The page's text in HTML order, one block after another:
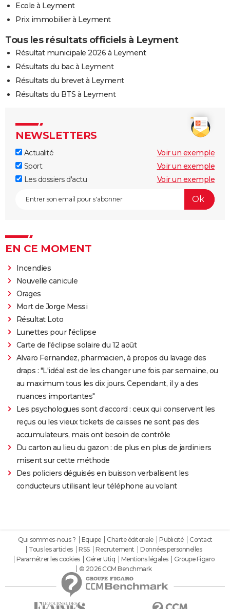
Ecole à Leyment
Prix immobilier à Leyment
Tous les résultats officiels à Leyment
Résultat municipale 2026 à Leyment
Résultats du bac à Leyment
Résultats du brevet à Leyment
Résultats du BTS à Leyment
NEWSLETTERS
Actualité
Voir un exemple
Sport
Voir un exemple
Les dossiers d'actu
Voir un exemple
EN CE MOMENT
Incendies
Nouvelle canicule
Orages
Mort de Jorge Messi
Résultat Loto
Lunettes pour l'éclipse
Carte de l'éclipse solaire du 12 août
Alvaro Fernandez, pharmacien, à propos du lavage des
draps : "L'idéal est de les changer une fois par semaine, ou
au maximum tous les dix jours. Cependant, il y a des
nuances importantes"
Les psychologues sont d'accord : ceux qui conservent les
reçus ou les vieux tickets de caisses ne sont pas des
accumulateurs, mais ont besoin de contrôle
Du carton au lieu du gazon : de plus en plus de jardiniers
misent sur cette méthode
Des policiers déguisés en buisson verbalisent les
conducteurs utilisant leur téléphone au volant
Qui sommes-nous ? Equipe Charte éditoriale Publicité
Contact
Tous les articles
RSS Recrutement
Données personnelles
Paramétrer les cookies
Gérer Utiq Mentions légales
Groupe Figaro
© 2026 CCM Benchmark